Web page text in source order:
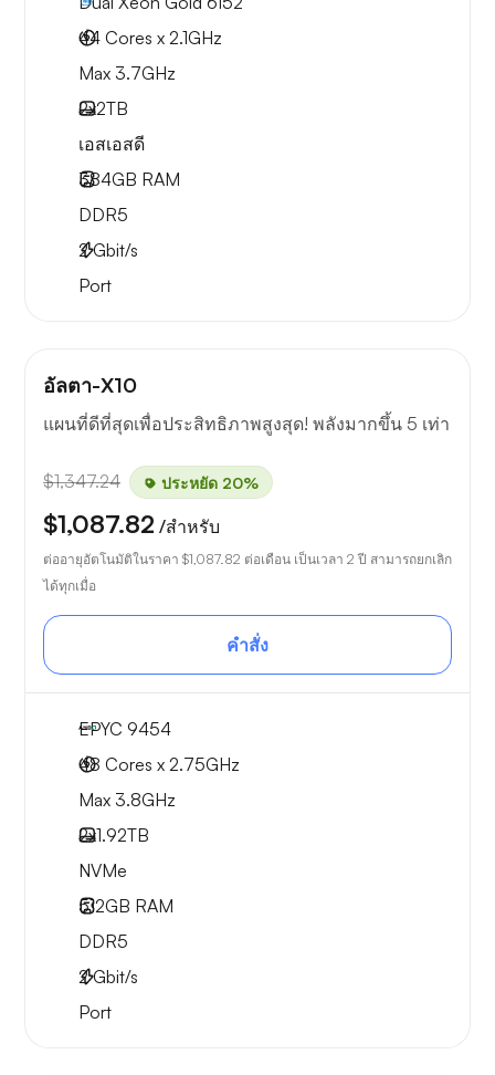
44 Cores x 2.1GHz
Max 3.7GHz
2x2TB
เอสเอสดี
384GB RAM
DDR5
2Gbit/s
Port
อัลตา-X10
แผนที่ดีที่สุดเพื่อประสิทธิภาพสูงสุด! พลังมากขึ้น 5 เท่า
$1,347.24 ประหยัด 20%
$1,087.82 /สำหรับ
ต่ออายุอัตโนมัติในราคา $1,087.82 ต่อเดือน เป็นเวลา 2 ปี สามารถยกเลิก
ได้ทุกเมื่อ
คำสั่ง
EPYC 9454
48 Cores x 2.75GHz
Max 3.8GHz
2x1.92TB
NVMe
512GB RAM
DDR5
2Gbit/s
Port